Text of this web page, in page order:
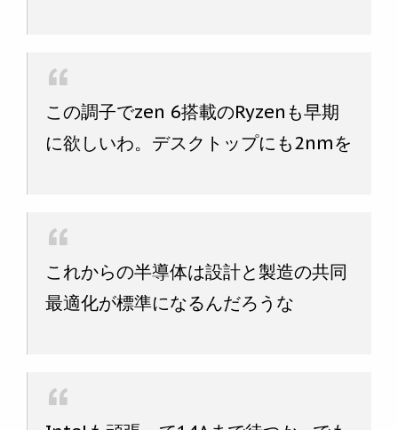
この調子でzen 6搭載のRyzenも早期
に欲しいわ。デスクトップにも2nmを
これからの半導体は設計と製造の共同
最適化が標準になるんだろうな